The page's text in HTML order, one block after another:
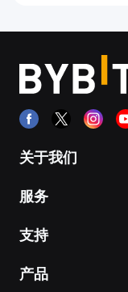
关于我们
服务
支持
产品